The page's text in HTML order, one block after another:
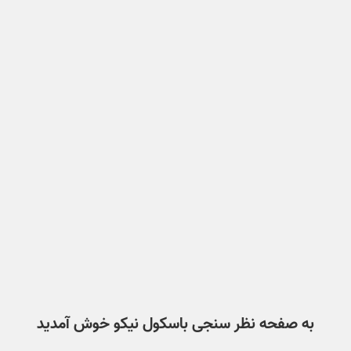
به صفحه نظر سنجی باسکول نیکو خوش آمدید